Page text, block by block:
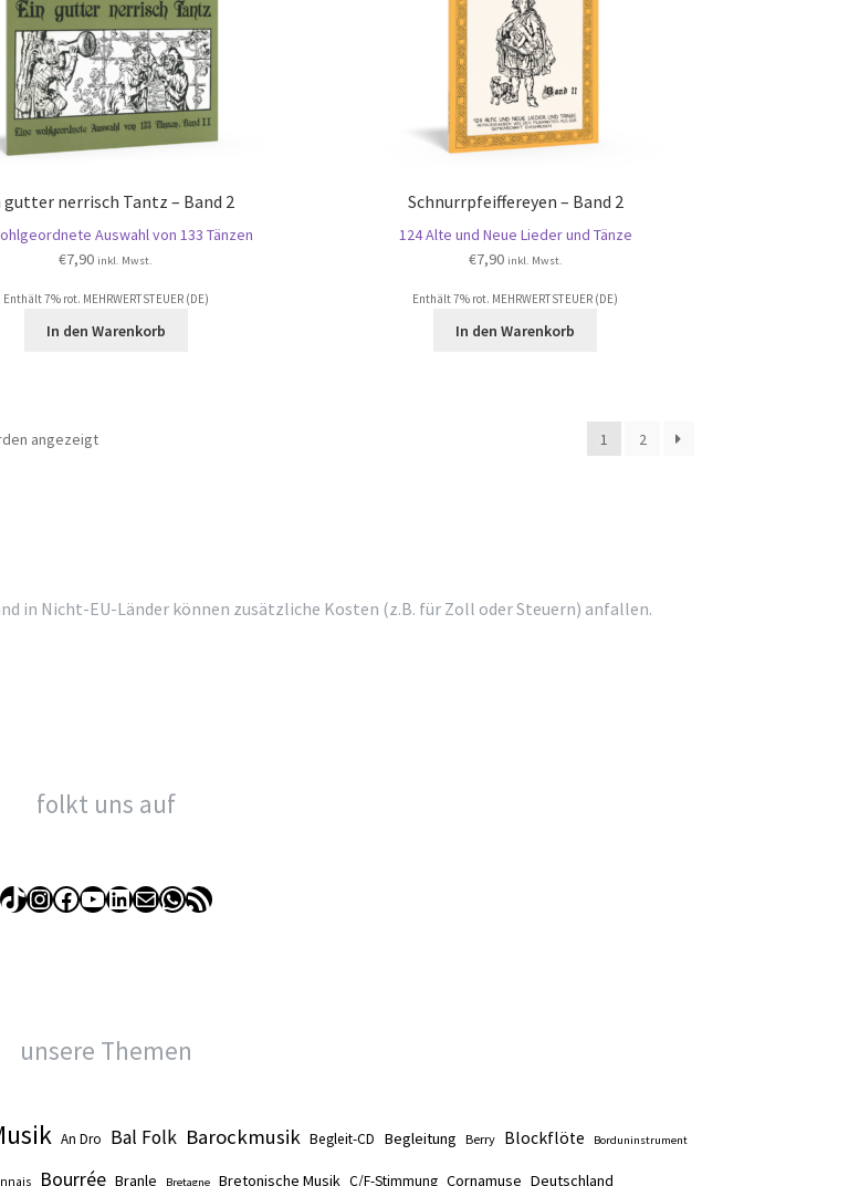
gutter nerrisch Tantz – Band 2
Auswahl von 133 Tänzen
€7,90 inkl. Mwst.
Enthält 7% rot. MEHRWERTSTEUER (DE)
In den Warenkorb
Schnurrpfeiffereyen – Band 2
124 Alte und Neue Lieder und Tänze
€7,90 inkl. Mwst.
Enthält 7% rot. MEHRWERTSTEUER (DE)
In den Warenkorb
angezeigtNach
1 2
in Nicht-EU-Länder können zusätzliche Kosten (z.B. für Zoll oder Steuern) anfallen.
folkt uns auf
TikTok
Instagram
Facebook
YouTube
LinkedIn
E-MailWhatsApp
RSS-Feed
unsere Themen
An Dro Bal Folk Barockmusik Begleit-CD Begleitung Berry Blockflöte Borduninstrument
Bourrée Branle Bretagne Bretonische Musik C/F-Stimmung Cornamuse Deutschland